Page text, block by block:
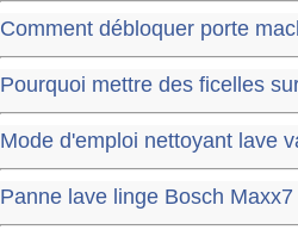
Comment débloquer porte
Pourquoi mettre des ficelles
Mode d'emploi nettoyant lave
Panne lave linge Bosch